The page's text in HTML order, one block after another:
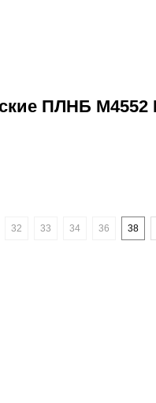
ПЛНБ M4552
32 33 34 36 38